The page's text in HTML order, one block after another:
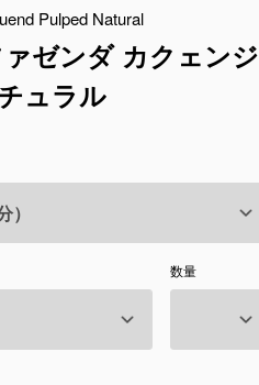
Pulped Natural
ゼンダ カクェンジ
ュラル
数量